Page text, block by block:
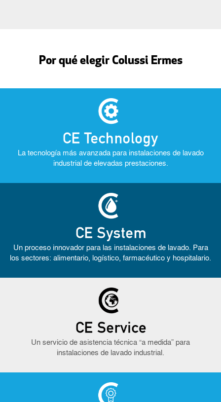
Por qué elegir Colussi Ermes
La tecnología más avanzada para instalaciones de lavado
industrial de elevadas prestaciones.
Un proceso innovador para las instalaciones de lavado. Para
los sectores: alimentario, logístico, farmacéutico y hospitalario.
Un servicio de asistencia técnica “a medida” para
instalaciones de lavado industrial.